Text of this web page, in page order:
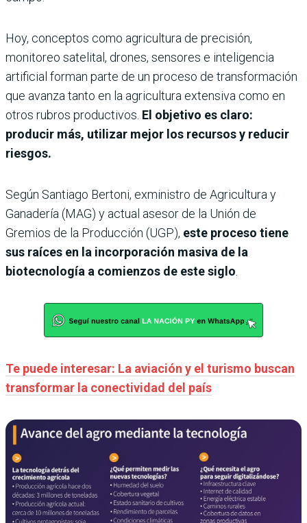
Hoy, conceptos como agricultura de precisión,
monitoreo satelital, drones, sensores e inteligencia
artificial forman parte de un proceso de transformación
que avanza tanto en la agricultura extensiva como en
otros rubros productivos. El objetivo es claro:
producir más, utilizar mejor los recursos y reducir
riesgos.
Según Santiago Bertoni, exministro de Agricultura y
Ganadería (MAG) y actual asesor de la Unión de
Gremios de la Producción (UGP), este proceso tiene
sus raíces en la incorporación masiva de la
biotecnología a comienzos de este siglo
Te puede interesar: La aviación y el turismo buscan
transformar la conectividad del país